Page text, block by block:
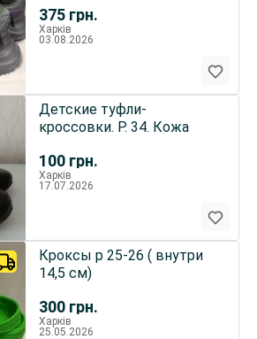
375 грн.
Харків
03.08.2026
100 грн.
Детские туфли-
кроссовки. Р. 34. Кожа
Харків
17.07.2026
300 грн.
Кроксы р 25-26 ( внутри
14,5 см)
Харків
25.05.2026